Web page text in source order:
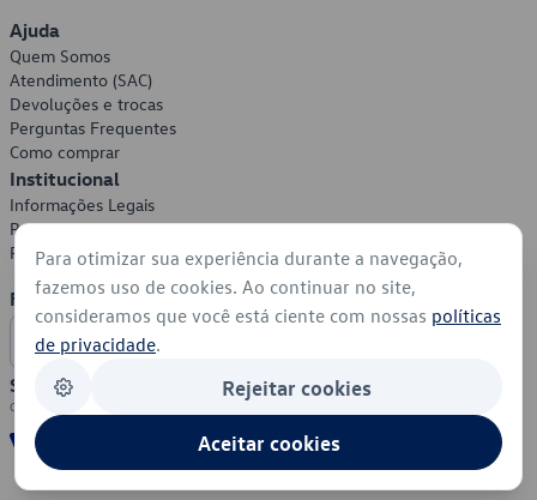
Ajuda
Quem Somos
Atendimento (SAC)
Devoluções e trocas
Perguntas Frequentes
Como comprar
Institucional
Informações Legais
Política de Privacidade
Política de Cookies
Formas de Pagamento
Segurança
Para otimizar sua experiência durante a navegação,
fazemos uso de cookies. Ao continuar no site,
consideramos que você está ciente com nossas políticas
de privacidade.
Rejeitar cookies
Aceitar cookies